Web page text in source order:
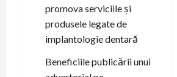
promova serviciile și
produsele legate de
implantologie dentară
Beneficiile publicării unui